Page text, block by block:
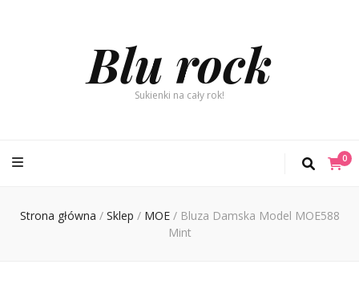
Blu rock
Sukienki na cały rok!
0
Strona główna / Sklep / MOE / Bluza Damska Model MOE588
Mint